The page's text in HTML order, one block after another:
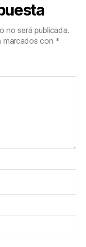
no será publicada.
marcados con *